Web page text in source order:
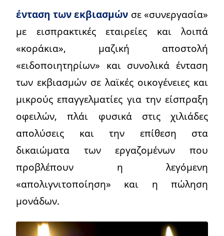
ένταση των εκβιασμών σε «συνεργασία»
με εισπρακτικές εταιρείες και λοιπά
«κοράκια», μαζική αποστολή
«ειδοποιητηρίων» και συνολικά ένταση
των εκβιασμών σε λαϊκές οικογένειες και
μικρούς επαγγελματίες για την είσπραξη
οφειλών, πλάι φυσικά στις χιλιάδες
απολύσεις και την επίθεση στα
δικαιώματα των εργαζομένων που
προβλέπουν η λεγόμενη
«απολιγνιτοποίηση» και η πώληση
μονάδων.